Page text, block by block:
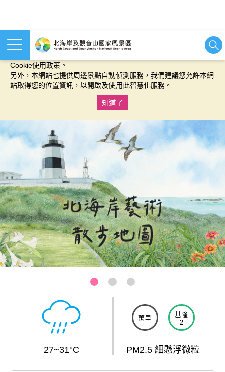
本網站使用cookies等相關技術以持續優化網站服務，並有助於為
您提供更佳的體驗，當您繼續使用本網站即表示您同意我們的
Cookie使用政策。
另外，本網站也提供周邊景點自動偵測服務，我們建議您允許本網
站取得您的位置資訊，以開啟及使用此智慧化服務。
知道了
三芝-芝蘭公園海上觀景平台
27~31°C
萬里
基隆
2
PM2.5 細懸浮微粒